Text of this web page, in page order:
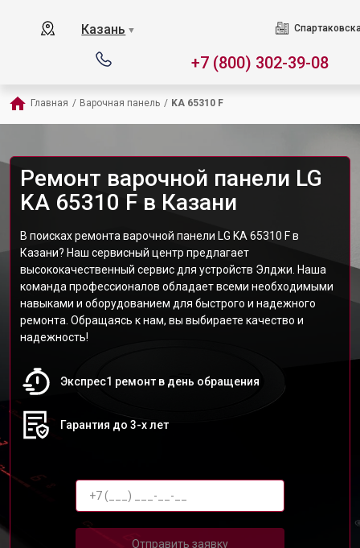
Казань ▼
+7 (800) 302-39-08
Главная / Варочная панель / KA 65310 F
Ремонт варочной панели LG
KA 65310 F в Казани
В поисках ремонта варочной панели LG KA 65310 F в
Казани? Наш сервисный центр предлагает
высококачественный сервис для устройств Элджи. Наша
команда профессионалов обладает всеми необходимыми
навыками и оборудованием для быстрого и надежного
ремонта. Обращаясь к нам, вы выбираете качество и
надежность!
Экспрес1 ремонт в день обращения
Гарантия до 3-х лет
Отправить заявку